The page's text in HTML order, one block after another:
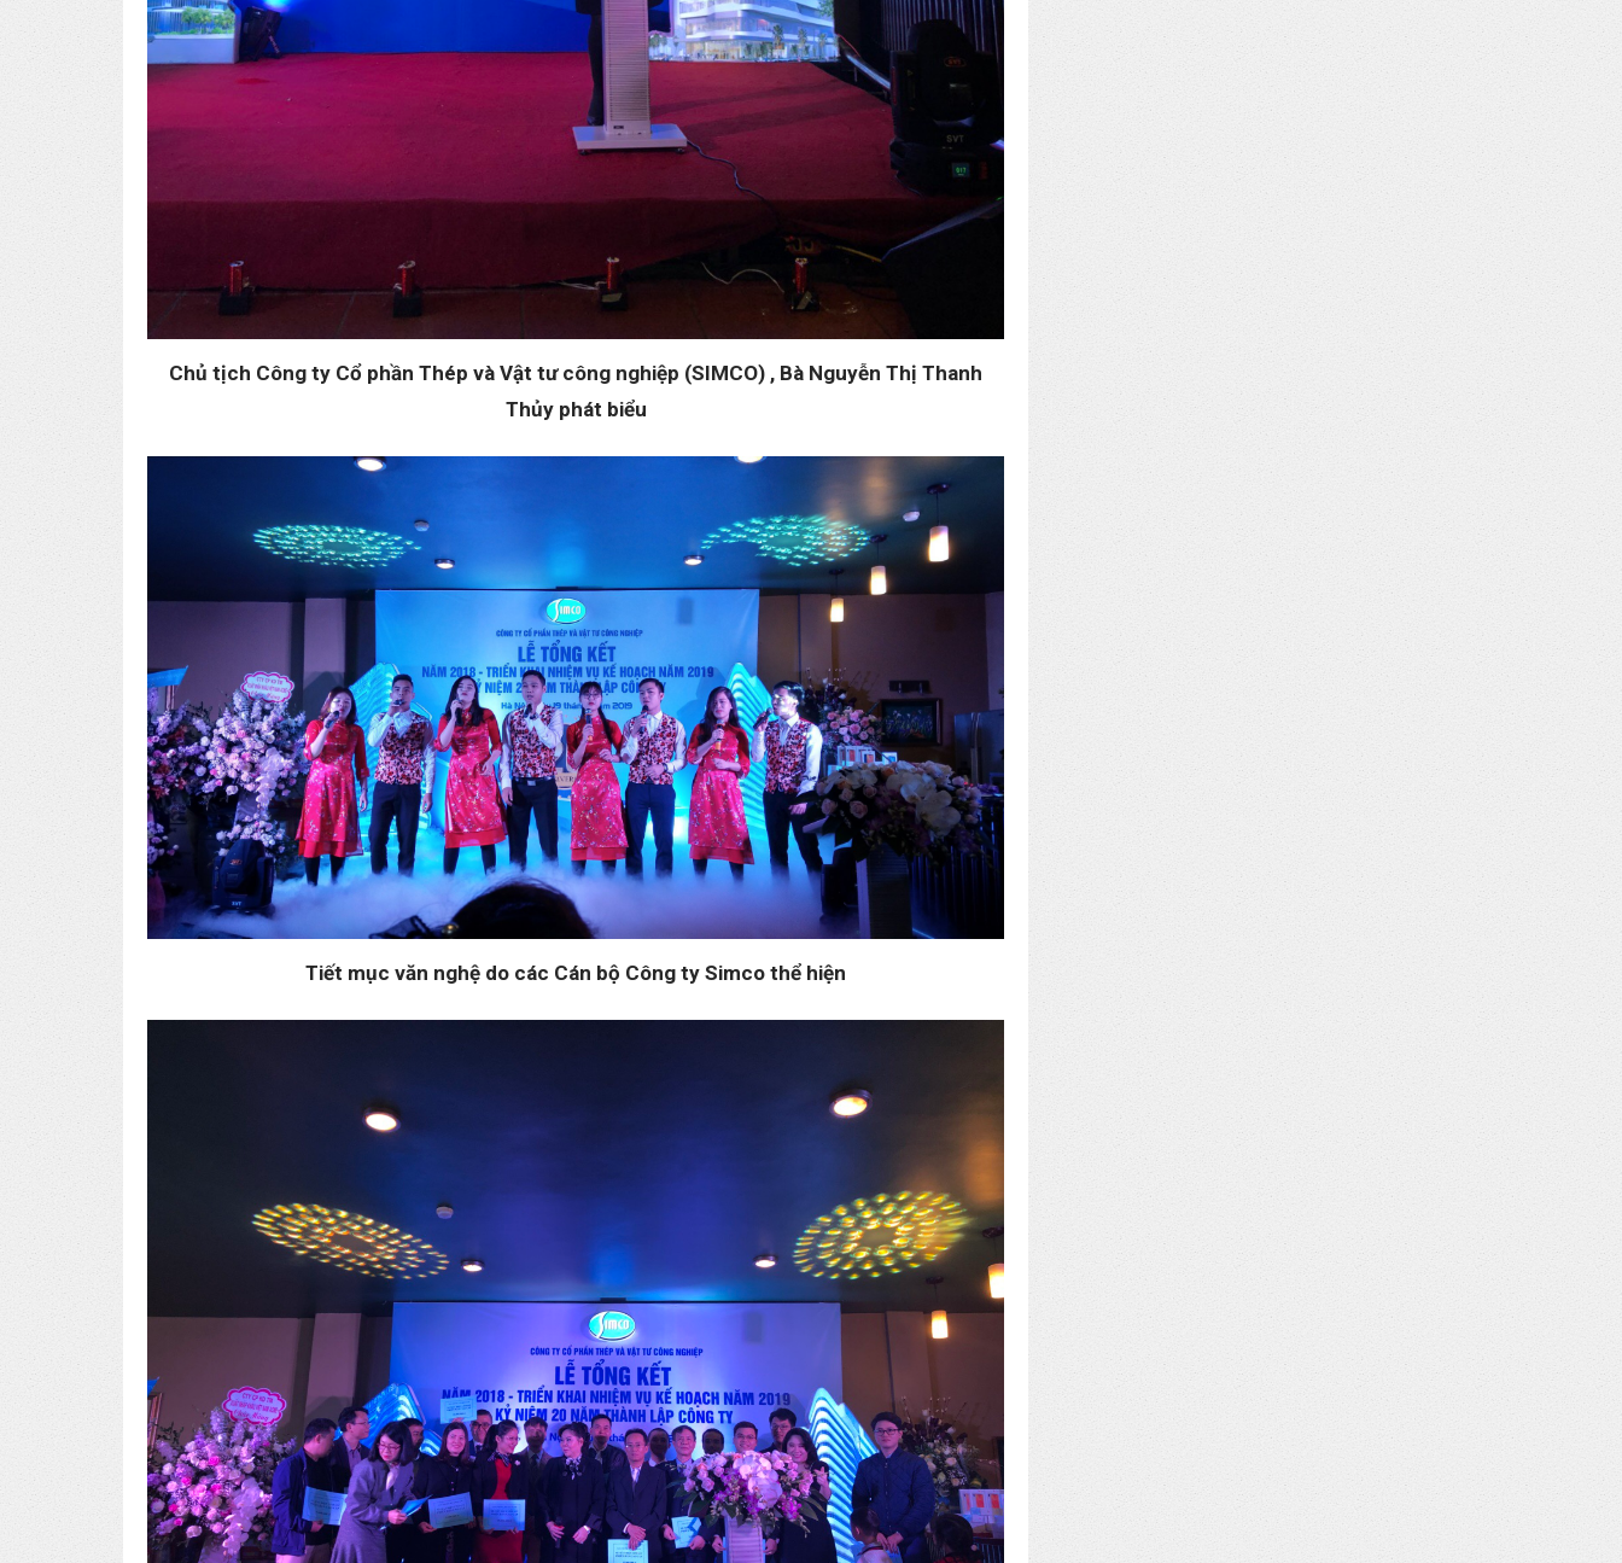
Chủ tịch Công ty Cổ phần Thép và Vật tư công nghiệp (SIMCO) , Bà Nguyễn Thị Thanh
Thủy phát biểu
Tiết mục văn nghệ do các Cán bộ Công ty Simco thể hiện